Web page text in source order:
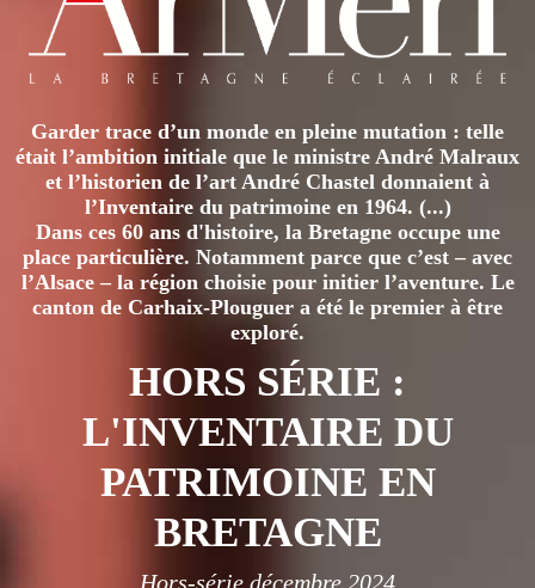
Garder trace d’un monde en pleine mutation : telle
était l’ambition initiale que le ministre André Malraux
et l’historien de l’art André Chastel donnaient à
l’Inventaire du patrimoine en 1964. (...)
Dans ces 60 ans d'histoire, la Bretagne occupe une
place particulière. Notamment parce que c’est – avec
l’Alsace – la région choisie pour initier l’aventure. Le
canton de Carhaix-Plouguer a été le premier à être
exploré.
HORS SÉRIE :
L'INVENTAIRE DU
PATRIMOINE EN
BRETAGNE
Hors-série décembre 2024